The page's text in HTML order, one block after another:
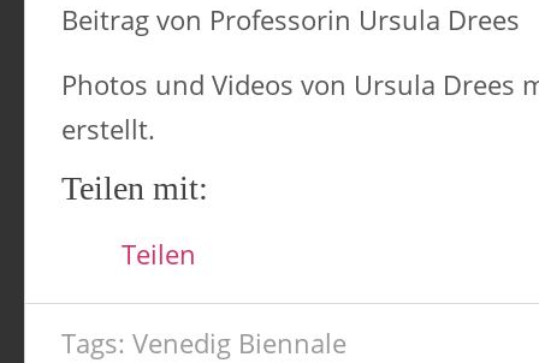
Beitrag von Professorin Ursula Drees
Photos und Videos von Ursula Drees
erstellt.
Teilen mit:
Teilen
Tags: Venedig Biennale